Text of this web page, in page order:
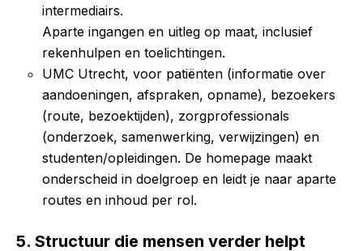
intermediairs.
Aparte ingangen en uitleg op maat, inclusief
rekenhulpen en toelichtingen.
UMC Utrecht, voor patiënten (informatie over
aandoeningen, afspraken, opname), bezoekers
(route, bezoektijden), zorgprofessionals
(onderzoek, samenwerking, verwijzingen) en
studenten/opleidingen. De homepage maakt
onderscheid in doelgroep en leidt je naar aparte
routes en inhoud per rol.
5. Structuur die mensen verder helpt